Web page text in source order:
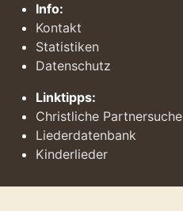
Info:
Kontakt
Statistiken
Datenschutz
Linktipps:
Christliche Partnersuche
Liederdatenbank
Kinderlieder